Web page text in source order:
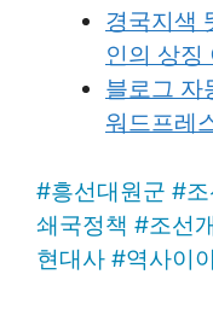
경국지색
인의 상징
블로그 자
워드프레
#흥선대원군 #
쇄국정책 #조선
현대사 #역사이